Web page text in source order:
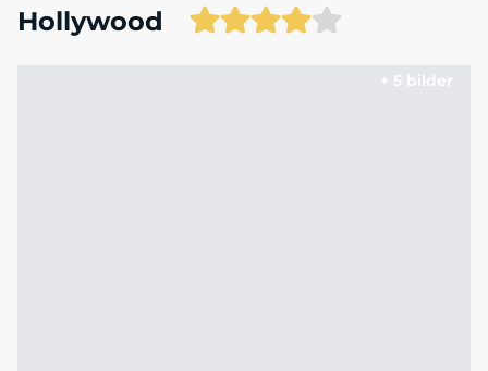
Hollywood
+ 5 bilder